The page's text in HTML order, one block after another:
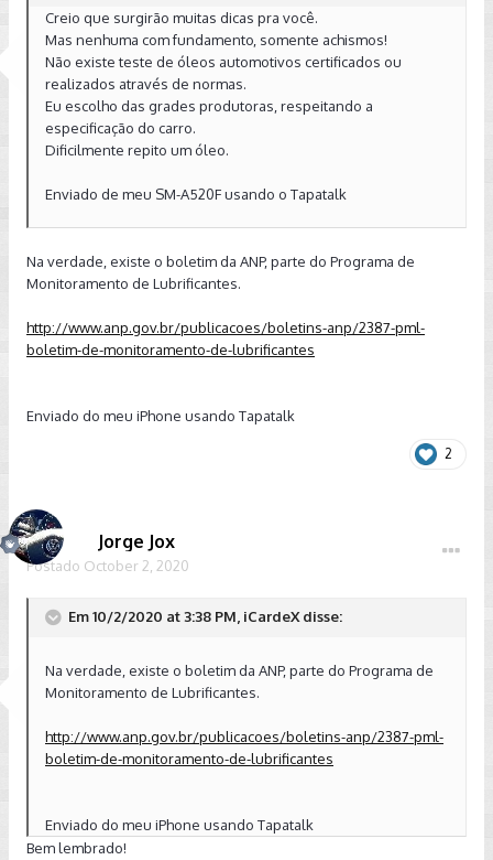
Creio que surgirão muitas dicas pra você.
Mas nenhuma com fundamento, somente achismos!
Não existe teste de óleos automotivos certificados ou
realizados através de normas.
Eu escolho das grades produtoras, respeitando a
especificação do carro.
Dificilmente repito um óleo.
Enviado de meu SM-A520F usando o Tapatalk
Na verdade, existe o boletim da ANP, parte do Programa de
Monitoramento de Lubrificantes.
http://www.anp.gov.br/publicacoes/boletins-anp/2387-pml-
boletim-de-monitoramento-de-lubrificantes
Enviado do meu iPhone usando Tapatalk
2
Jorge Jox
Postado October 2, 2020
Em 10/2/2020 at 3:38 PM, iCardeX disse:
Na verdade, existe o boletim da ANP, parte do Programa de
Monitoramento de Lubrificantes.
http://www.anp.gov.br/publicacoes/boletins-anp/2387-pml-
boletim-de-monitoramento-de-lubrificantes
Enviado do meu iPhone usando Tapatalk
Bem lembrado!